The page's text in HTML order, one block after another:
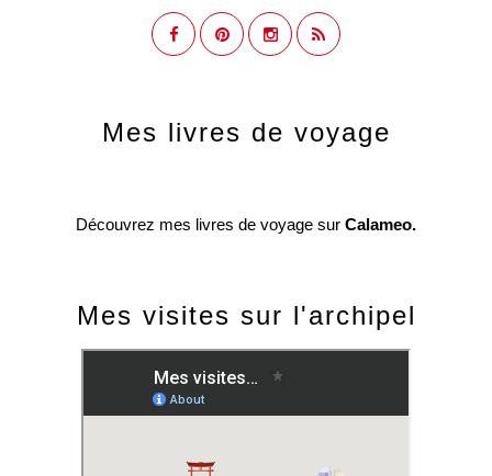
Mes livres de voyage
Découvrez mes livres de voyage sur Calameo.
Mes visites sur l'archipel